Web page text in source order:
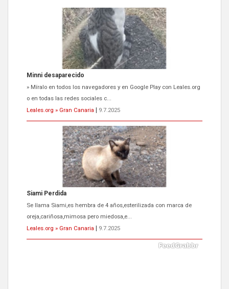
Minni desaparecido
» Míralo en todos los navegadores y en Google Play con Leales.org
o en todas las redes sociales c...
Leales.org » Gran Canaria
9.7.2025
Siami Perdida
Se llama Siami,es hembra de 4 años,esterilizada con marca de
oreja,cariñosa,mimosa pero miedosa,e...
Leales.org » Gran Canaria
9.7.2025